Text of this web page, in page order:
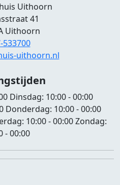
Uithoorn
41
Uithoorn
533700
uithoorn.nl
Dinsdag: 10:00 - 00:00
Donderdag: 10:00 - 00:00
10:00 - 00:00Zondag:
- 00:00